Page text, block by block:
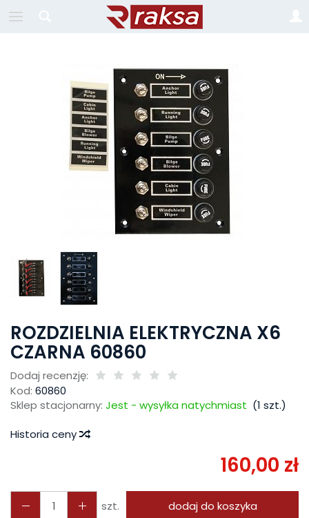
ROZDZIELNIA ELEKTRYCZNA X6
CZARNA 60860
Dodaj recenzję:
Kod: 60860
Sklep stacjonarny: Jest - wysyłka natychmiast (1 szt.)
Historia ceny
160,00 zł
szt. dodaj do koszyka